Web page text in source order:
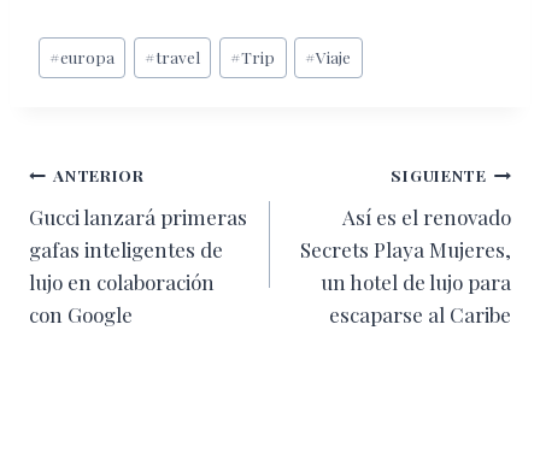
Etiquetas
de
#europa #travel #Trip #Viaje
Navegación
de
entradas
ANTERIOR
Gucci lanzará primeras
gafas inteligentes de
lujo en colaboración
con Google
SIGUIENTE
Así es el renovado
Secrets Playa Mujeres,
un hotel de lujo para
escaparse al Caribe